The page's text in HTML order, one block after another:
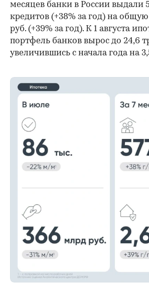
месяцев банки в России выдали
кредитов (+38% за год) на
руб. (+39% за год). К 1 августа
портфель банков вырос до 24,6
увеличившись с начала года на